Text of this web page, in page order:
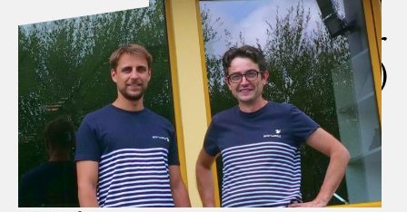
Solutions de soudage par
friction malaxage (FSW)
DATE D’INVESTISSEMENT
Juillet 2024